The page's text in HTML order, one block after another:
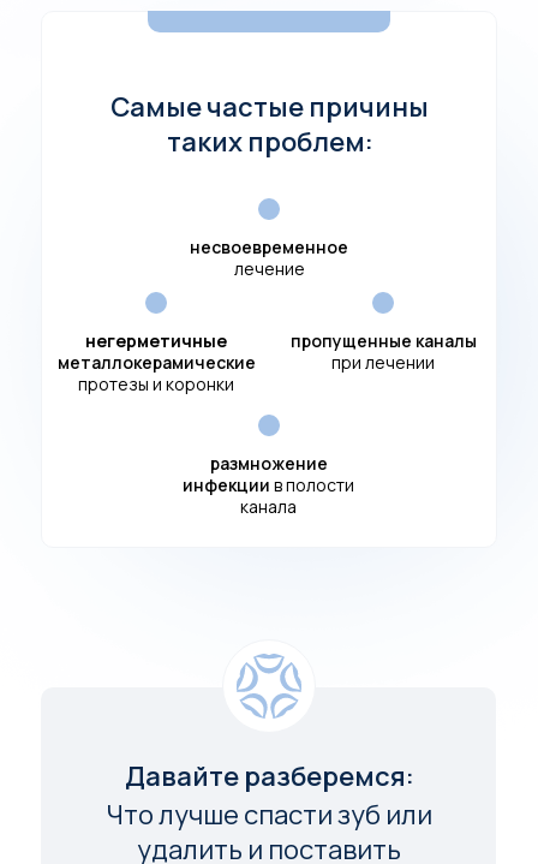
Самые частые причины
таких проблем:
негерметичные
металлокерамические
протезы и коронки
размножение
инфекции в полости
канала
несвоевременное
лечение
пропущенные каналы
при лечении
Что лучше спасти зуб или
удалить и поставить
Давайте разберемся: